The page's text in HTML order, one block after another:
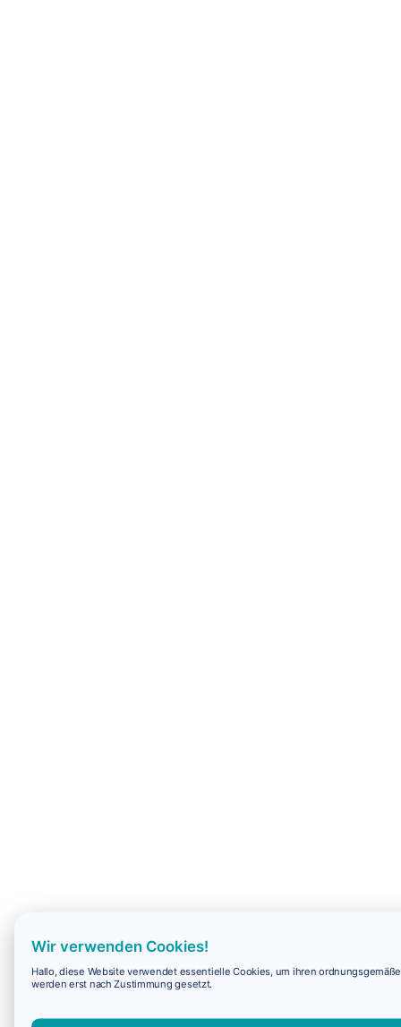
Wir verwenden Cookies!
Hallo, diese Website verwendet essentielle Cookies, um ihren
werden erst nach Zustimmung gesetzt.